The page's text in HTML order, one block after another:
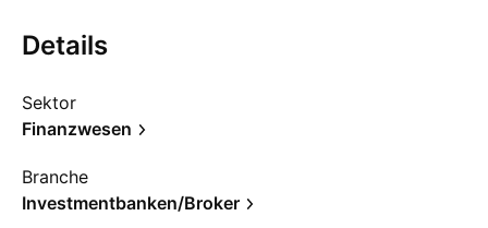
Details
Sektor
Finanzwesen
Branche
Investmentbanken/Broker